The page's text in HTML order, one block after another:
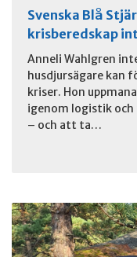
Svenska Blå
krisberedskap
Anneli Wahlgren
husdjursägare kan
kriser. Hon
igenom logistik
– och att ta…